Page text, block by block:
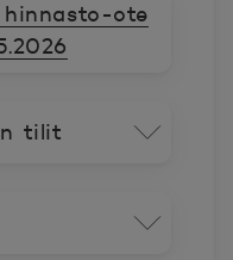
hinnasto-ote
tilit